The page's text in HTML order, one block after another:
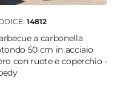
14812
a carbonella
50 cm in acciaio
con ruote e coperchio -